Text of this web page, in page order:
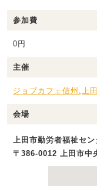
参加費
0円
主催
ジョブカフェ信州 ,上
会場
上田市勤労者福祉セン
〒386-0012 上田市中